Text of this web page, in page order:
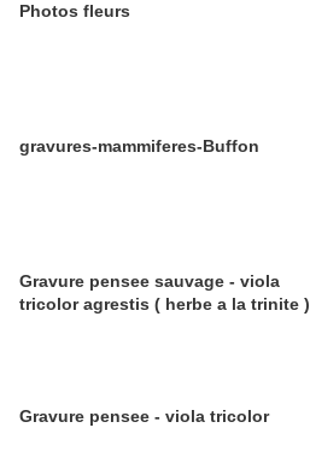
Photos fleurs
gravures-mammiferes-Buffon
Gravure pensee sauvage - viola
tricolor agrestis ( herbe a la trinite )
Gravure pensee - viola tricolor